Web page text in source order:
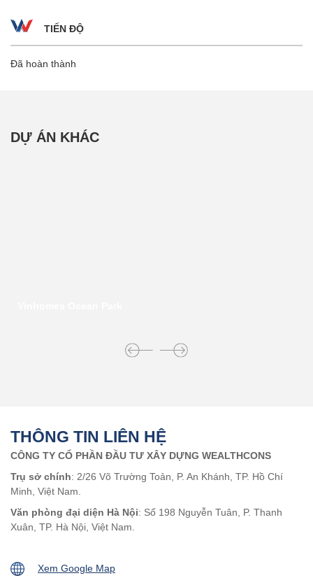
TIẾN ĐỘ
Đã hoàn thành
DỰ ÁN KHÁC
THÔNG TIN LIÊN HỆ
CÔNG TY CỔ PHẦN ĐẦU TƯ XÂY DỰNG WEALTHCONS
Trụ sở chính: 2/26 Võ Trường Toản, P. An Khánh, TP. Hồ Chí
Minh, Việt Nam.
Văn phòng đại diện Hà Nội: Số 198 Nguyễn Tuân, P. Thanh
Xuân, TP. Hà Nội, Việt Nam.
Xem Google Map